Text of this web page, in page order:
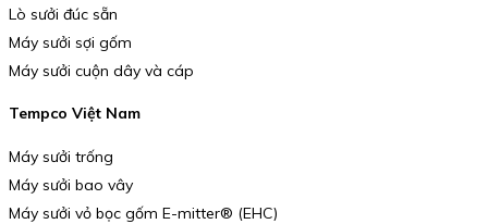
Lò sưởi đúc sẵn
Máy sưởi sợi gốm
Máy sưởi cuộn dây và cáp
Tempco Việt Nam
Máy sưởi trống
Máy sưởi bao vây
Máy sưởi vỏ bọc gốm E-mitter® (EHC)